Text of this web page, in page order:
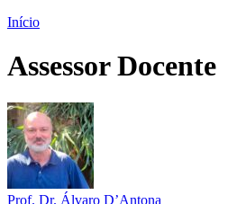
Início
Assessor Docente
Prof. Dr. Álvaro D’Antona